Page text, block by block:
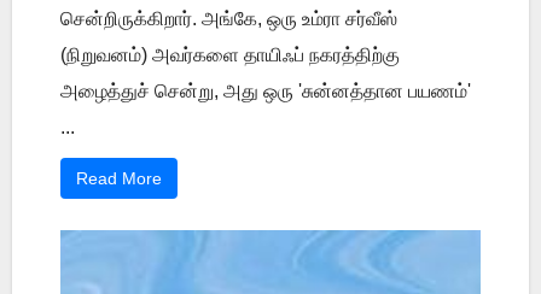
சென்றிருக்கிறார். அங்கே, ஒரு உம்ரா சர்வீஸ்
(நிறுவனம்) அவர்களை தாயிஃப் நகரத்திற்கு
அழைத்துச் சென்று, அது ஒரு 'சுன்னத்தான பயணம்'
...
Read More